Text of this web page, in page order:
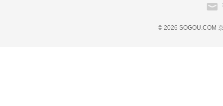
© 2026 SOGOU.COM